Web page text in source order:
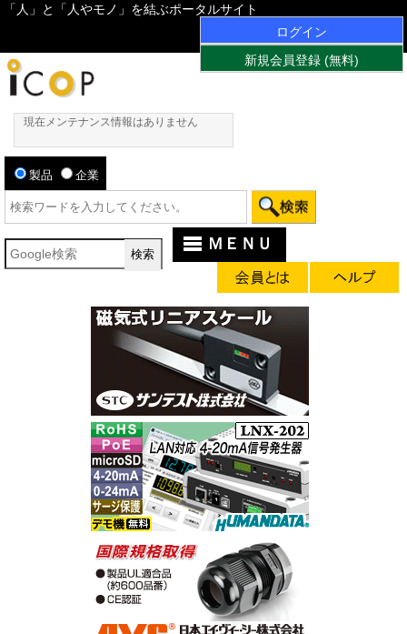
「人」と「人やモノ」を結ぶポータルサイト
ログイン
新規会員登録 (無料)
現在メンテナンス情報はありません
製品 企業
ＭＥＮＵ